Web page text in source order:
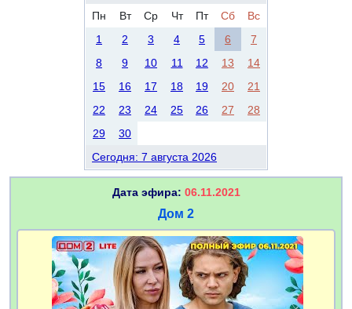
Пн
Вт Ср Чт Пт Сб
Вс
1
2 3 4 5 6
7
8
9 10 11 12 13
14
15
16 17 18 19 20
21
22
23 24 25 26 27
28
29
30
Сегодня: 7 августа 2026
Дата эфира: 06.11.2021
Дом 2